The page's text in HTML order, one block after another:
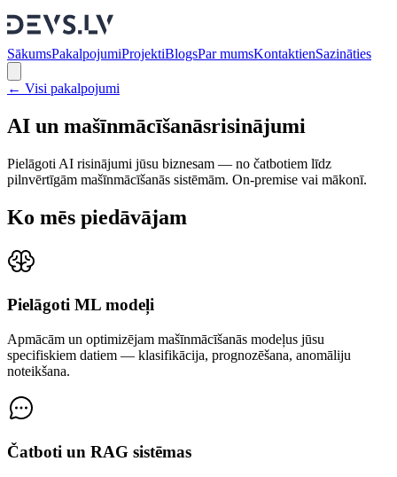
SākumsPakalpojumiProjektiBlogsPar mumsKontaktienSazināties
← Visi pakalpojumi
AI un mašīnmācīšanāsrisinājumi
Pielāgoti AI risinājumi jūsu biznesam — no čatbotiem līdz
pilnvērtīgām mašīnmācīšanās sistēmām. On-premise vai mākonī.
Ko mēs piedāvājam
Pielāgoti ML modeļi
Apmācām un optimizējam mašīnmācīšanās modeļus jūsu
specifiskiem datiem — klasifikācija, prognozēšana, anomāliju
noteikšana.
Čatboti un RAG sistēmas